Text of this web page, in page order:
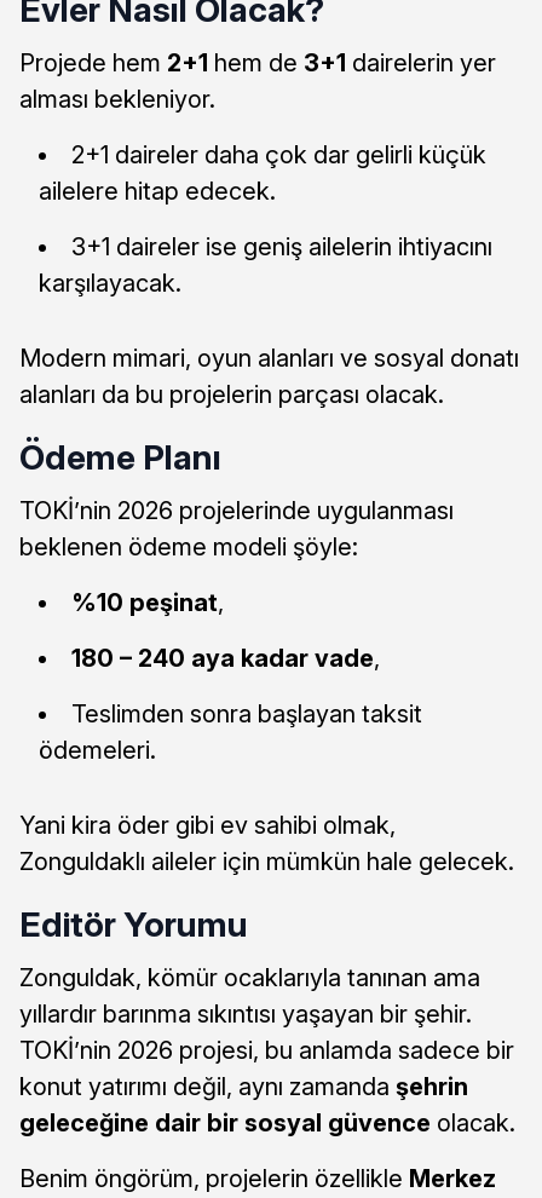
Evler Nasıl Olacak?
Projede hem 2+1 hem de 3+1 dairelerin yer
alması bekleniyor.
2+1 daireler daha çok dar gelirli küçük
ailelere hitap edecek.
3+1 daireler ise geniş ailelerin ihtiyacını
karşılayacak.
Modern mimari, oyun alanları ve sosyal donatı
alanları da bu projelerin parçası olacak.
Ödeme Planı
TOKİ’nin 2026 projelerinde uygulanması
beklenen ödeme modeli şöyle:
%10 peşinat,
180 – 240 aya kadar vade,
Teslimden sonra başlayan taksit
ödemeleri.
Yani kira öder gibi ev sahibi olmak,
Zonguldaklı aileler için mümkün hale gelecek.
Editör Yorumu
Zonguldak, kömür ocaklarıyla tanınan ama
yıllardır barınma sıkıntısı yaşayan bir şehir.
TOKİ’nin 2026 projesi, bu anlamda sadece bir
konut yatırımı değil, aynı zamanda şehrin
geleceğine dair bir sosyal güvence olacak.
Benim öngörüm, projelerin özellikle Merkez